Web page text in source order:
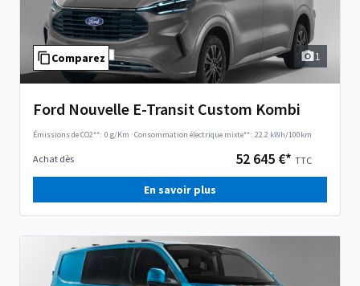
Comparez 1
Ford Nouvelle E-Transit Custom Kombi
Émissions de CO2**: 0 g/Km ·Consommation électrique mixte**: 22.2 kWh/100km
Achat dès 52 645 €* TTC
En savoir plus